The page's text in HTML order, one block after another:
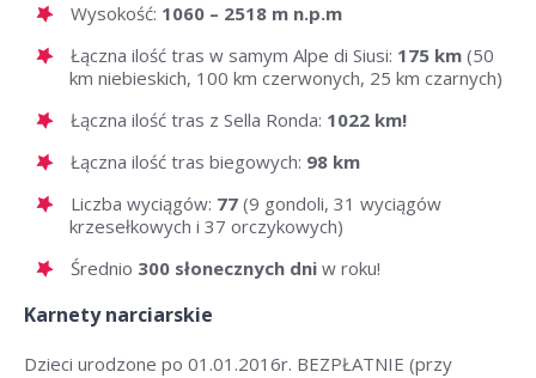
Wysokość: 1060 – 2518 m n.p.m
Łączna ilość tras w samym Alpe di Siusi: 175 km (50
km niebieskich, 100 km czerwonych, 25 km czarnych)
Łączna ilość tras z Sella Ronda: 1022 km!
Łączna ilość tras biegowych: 98 km
Liczba wyciągów: 77 (9 gondoli, 31 wyciągów
krzesełkowych i 37 orczykowych)
Średnio 300 słonecznych dni w roku!
Karnety narciarskie
Dzieci urodzone po 01.01.2016r. BEZPŁATNIE (przy